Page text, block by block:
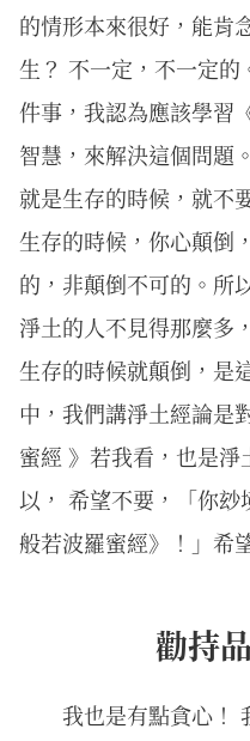
的情形本來很好，能肯
生？ 不一定，不一定
件事，我認為應該學習
智慧，來解決這個問題
就是生存的時候，就不
生存的時候，你心顛倒
的，非顛倒不可的。所
淨土的人不見得那麼多
生存的時候就顛倒，是
中，我們講淨土經論是
蜜經 》若我看，也是
以， 希望不要，「你
般若波羅蜜經》！」希
勸持
我也是有點貪心！